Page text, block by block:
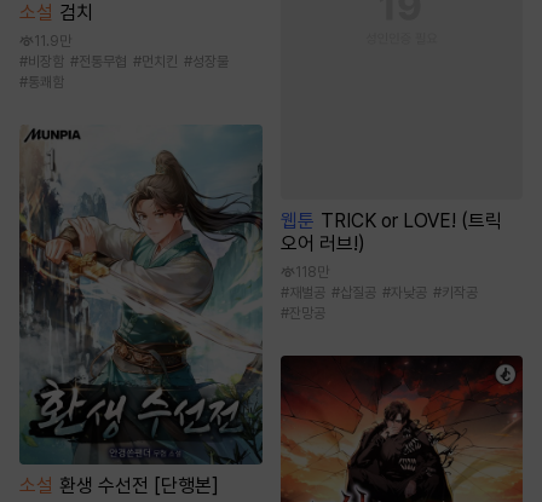
소설 검치
11.9만
#비장함 #전통무협 #먼치킨 #성장물
#통쾌함
소설 환생 수선전 [단행본]
웹툰 TRICK or LOVE! (트릭
오어 러브!)
118만
#재벌공 #삽질공 #자낮공 #키작공
#잔망공